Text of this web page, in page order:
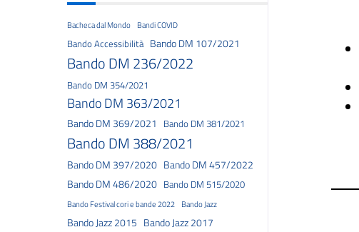
Bacheca dal Mondo Bandi COVID
Bando Accessibilità Bando DM 107/2021
Bando DM 236/2022
Bando DM 354/2021
Bando DM 363/2021
Bando DM 369/2021 Bando DM 381/2021
Bando DM 388/2021
Bando DM 397/2020 Bando DM 457/2022
Bando DM 486/2020 Bando DM 515/2020
Bando Festival cori e bande 2022 Bando Jazz
Bando Jazz 2015 Bando Jazz 2017